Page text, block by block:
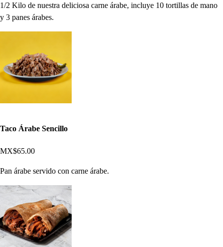
1/2 Kilo de nuestra deliciosa carne árabe, incluye 10 tortillas de mano
y 3 panes árabes.
Taco Árabe Sencillo
MX$65.00
Pan árabe servido con carne árabe.